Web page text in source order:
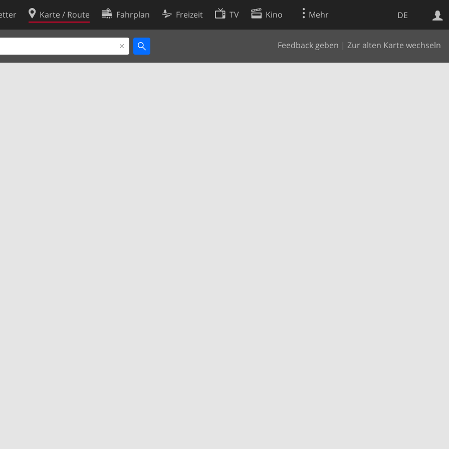
DE
Karte / Route Fahrplan Freizeit TV Kino Mehr
Feedback geben | Zur alten Karte wechseln
Websuche
Cookie-Richtlinie
Cookie-Einstellungen